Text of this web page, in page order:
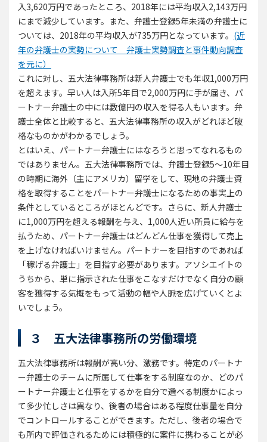
入3,620万円であったところ、2018年には平均収入2,143万円
にまで減少しています。また、弁護士登録5年未満の弁護士に
ついては、2018年の平均収入が735万円となっています。 (近
年の弁護士の実勢について 弁護士実勢調査と事件動向調査
を元に）
これに対し、五大法律事務所は新人弁護士でも年収1,000万円
を超えます。早い人は入所5年目で2,000万円に手が届き、パ
ートナー弁護士の中には数億円の収入を得る人もいます。弁
護士全体と比較すると、五大法律事務所の収入がどれほど破
格なものかがわかるでしょう。
とはいえ、パートナー弁護士にはなろうと思ってなれるもの
ではありません。五大法律事務所では、弁護士登録5～10年目
の時期に海外（主にアメリカ）留学をして、現地の弁護士資
格を取得することをパートナー弁護士になるための事実上の
条件としているところがほとんどです。さらに、新人弁護士
に1,000万円を超える報酬を与え、1,000人近い所員に給与を
払うため、パートナー弁護士はどんどん仕事を獲得して売上
を上げなければいけません。パートナーを目指すのであれば
「稼げる弁護士」を目指す必要があります。アソシエイトの
うちから、単に指示された仕事をこなすだけでなく自分の顧
客を獲得する気概をもって活動の幅や人脈を広げていくとよ
いでしょう。
３ 五大法律事務所の労働環境
五大法律事務所は報酬が高い分、激務です。特定のパートナ
ー弁護士のチームに所属して仕事をする制度なのか、どのパ
ートナー弁護士と仕事をするかを自分で選べる制度かによっ
て多少忙しさは異なり、後者の場合はある程度仕事量を自分
でコントロールすることができます。ただし、後者の場合で
も所内で評価されるためには積極的に案件に携わることが必